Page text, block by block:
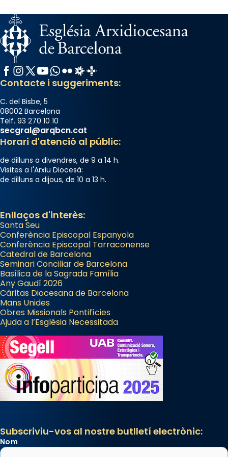
«Si vols saber què és calor, ves per les
Santes a Mataró»🥵.
Photo
View on Facebook Share
Facebook
Instagram
X / Twitter
YouTube
WhatsApp
FlickrRadio Estel
Catalunya Cristiana
Contacte i suggeriments:
C. del Bisbe, 5
08002 Barcelona
Telf. 93 270 10 10
secgral@arqbcn.cat
Horari d'atenció al públic:
de dilluns a divendres, de 9 a 14 h.
Visites a l'Arxiu Diocesà:
de dilluns a dijous, de 10 a 13 h.
Enllaços d'interès:
Santa Seu
Conferència Episcopal Espanyola
Conferència Episcopal Tarraconense
Catedral de Barcelona
Seminari Conciliar de Barcelona
Basílica de la Sagrada Família
Any Gaudí 2026
Càritas Diocesana de Barcelona
Mans Unides
Obres Missionals Pontifícies
Ajuda a l’Església Necessitada
Subscriviu-vos al nostre butlletí electrònic:
Nom